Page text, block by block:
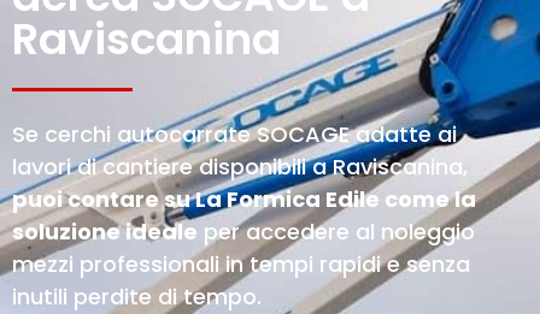
Raviscanina
Se cerchi autocarrate SOCAGE adatte ai
lavori di cantiere disponibili a Raviscanina,
puoi contare su La Formica Edile come la
soluzione ideale per accedere al noleggio
mezzi professionali in tempi rapidi e senza
inutili perdite di tempo.